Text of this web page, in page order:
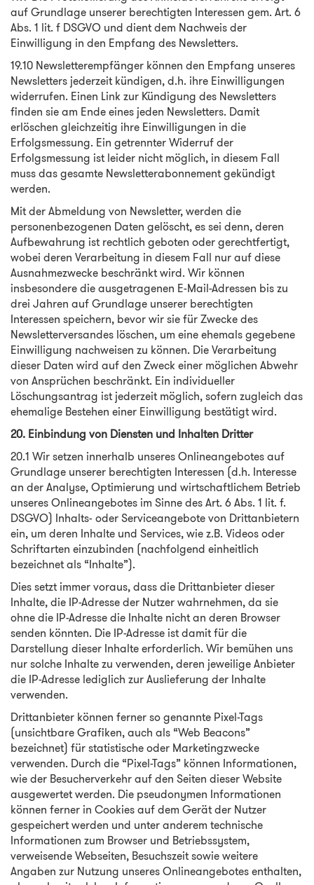
auf Grundlage unserer berechtigten Interessen gem. Art. 6
Abs. 1 lit. f DSGVO und dient dem Nachweis der
Einwilligung in den Empfang des Newsletters.
19.10 Newsletterempfänger können den Empfang unseres
Newsletters jederzeit kündigen, d.h. ihre Einwilligungen
widerrufen. Einen Link zur Kündigung des Newsletters
finden sie am Ende eines jeden Newsletters. Damit
erlöschen gleichzeitig ihre Einwilligungen in die
Erfolgsmessung. Ein getrennter Widerruf der
Erfolgsmessung ist leider nicht möglich, in diesem Fall
muss das gesamte Newsletterabonnement gekündigt
werden.
Mit der Abmeldung von Newsletter, werden die
personenbezogenen Daten gelöscht, es sei denn, deren
Aufbewahrung ist rechtlich geboten oder gerechtfertigt,
wobei deren Verarbeitung in diesem Fall nur auf diese
Ausnahmezwecke beschränkt wird. Wir können
insbesondere die ausgetragenen E-Mail-Adressen bis zu
drei Jahren auf Grundlage unserer berechtigten
Interessen speichern, bevor wir sie für Zwecke des
Newsletterversandes löschen, um eine ehemals gegebene
Einwilligung nachweisen zu können. Die Verarbeitung
dieser Daten wird auf den Zweck einer möglichen Abwehr
von Ansprüchen beschränkt. Ein individueller
Löschungsantrag ist jederzeit möglich, sofern zugleich das
ehemalige Bestehen einer Einwilligung bestätigt wird.
20. Einbindung von Diensten und Inhalten Dritter
20.1 Wir setzen innerhalb unseres Onlineangebotes auf
Grundlage unserer berechtigten Interessen (d.h. Interesse
an der Analyse, Optimierung und wirtschaftlichem Betrieb
unseres Onlineangebotes im Sinne des Art. 6 Abs. 1 lit. f.
DSGVO) Inhalts- oder Serviceangebote von Drittanbietern
ein, um deren Inhalte und Services, wie z.B. Videos oder
Schriftarten einzubinden (nachfolgend einheitlich
bezeichnet als “Inhalte”).
Dies setzt immer voraus, dass die Drittanbieter dieser
Inhalte, die IP-Adresse der Nutzer wahrnehmen, da sie
ohne die IP-Adresse die Inhalte nicht an deren Browser
senden könnten. Die IP-Adresse ist damit für die
Darstellung dieser Inhalte erforderlich. Wir bemühen uns
nur solche Inhalte zu verwenden, deren jeweilige Anbieter
die IP-Adresse lediglich zur Auslieferung der Inhalte
verwenden.
Drittanbieter können ferner so genannte Pixel-Tags
(unsichtbare Grafiken, auch als “Web Beacons”
bezeichnet) für statistische oder Marketingzwecke
verwenden. Durch die “Pixel-Tags” können Informationen,
wie der Besucherverkehr auf den Seiten dieser Website
ausgewertet werden. Die pseudonymen Informationen
können ferner in Cookies auf dem Gerät der Nutzer
gespeichert werden und unter anderem technische
Informationen zum Browser und Betriebssystem,
verweisende Webseiten, Besuchszeit sowie weitere
Angaben zur Nutzung unseres Onlineangebotes enthalten,